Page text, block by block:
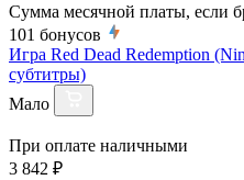
Сумма месячной платы, если
101 бонусов
Игра Red Dead Redemption
субтитры)
Мало
При оплате наличными
3 842 ₽